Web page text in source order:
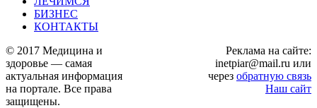
БИЗНЕС
КОНТАКТЫ
© 2017 Медицина и
здоровье — самая
актуальная информация
на портале. Все права
защищены.
Реклама на сайте:
inetpiar@mail.ru или
через обратную связь
Наш сайт